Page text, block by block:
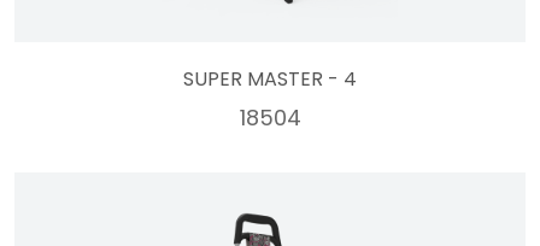
SUPER MASTER - 4
18504